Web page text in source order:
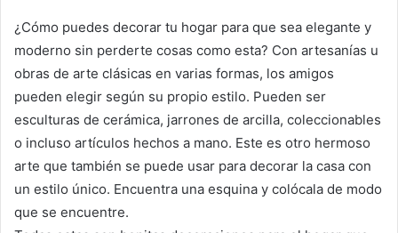
¿Cómo puedes decorar tu hogar para que sea elegante y
moderno sin perderte cosas como esta? Con artesanías u
obras de arte clásicas en varias formas, los amigos
pueden elegir según su propio estilo. Pueden ser
esculturas de cerámica, jarrones de arcilla, coleccionables
o incluso artículos hechos a mano. Este es otro hermoso
arte que también se puede usar para decorar la casa con
un estilo único. Encuentra una esquina y colócala de modo
que se encuentre.